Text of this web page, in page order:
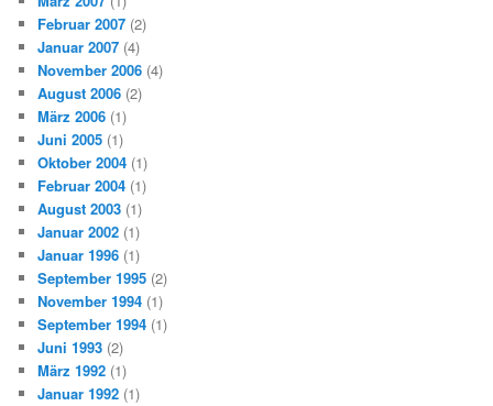
Februar 2007 (2)
Januar 2007 (4)
November 2006 (4)
August 2006 (2)
März 2006 (1)
Juni 2005 (1)
Oktober 2004 (1)
Februar 2004 (1)
August 2003 (1)
Januar 2002 (1)
Januar 1996 (1)
September 1995 (2)
November 1994 (1)
September 1994 (1)
Juni 1993 (2)
März 1992 (1)
Januar 1992 (1)